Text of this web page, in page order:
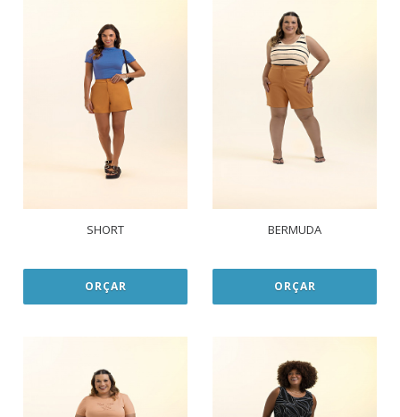
SHORT
ORÇAR
BERMUDA
ORÇAR